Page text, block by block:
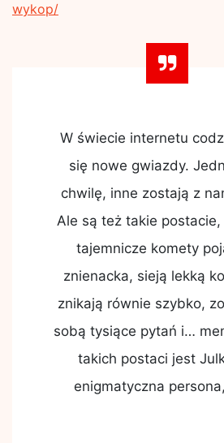
wykop/
W świecie internetu
się nowe gwiazdy.
chwilę, inne zostają z
Ale są też takie
tajemnicze komety
znienacka, sieją lekką
znikają równie szybko,
sobą tysiące pytań i…
takich postaci jest
enigmatyczna